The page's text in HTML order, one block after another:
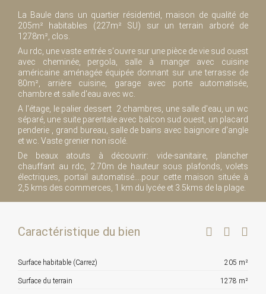
La Baule dans un quartier résidentiel, maison de qualité de
205m² habitables (227m² SU) sur un terrain arboré de
1278m², clos.
Au rdc, une vaste entrée s'ouvre sur une pièce de vie sud ouest
avec cheminée, pergola, salle à manger avec cuisine
américaine aménagée équipée donnant sur une terrasse de
80m², arrière cuisine, garage avec porte automatisée,
chambre et salle d'eau avec wc.
A l'étage, le palier dessert 2 chambres, une salle d'eau, un wc
séparé, une suite parentale avec balcon sud ouest, un placard
penderie , grand bureau, salle de bains avec baignoire d'angle
et wc. Vaste grenier non isolé.
De beaux atouts à découvrir: vide-sanitaire, plancher
chauffant au rdc, 2.70m de hauteur sous plafonds, volets
électriques, portail automatisé....pour cette maison située à
2,5 kms des commerces, 1 km du lycée et 3.5kms de la plage.
Caractéristique du bien
Surface habitable (Carrez) 205 m²
Surface du terrain 1278 m²